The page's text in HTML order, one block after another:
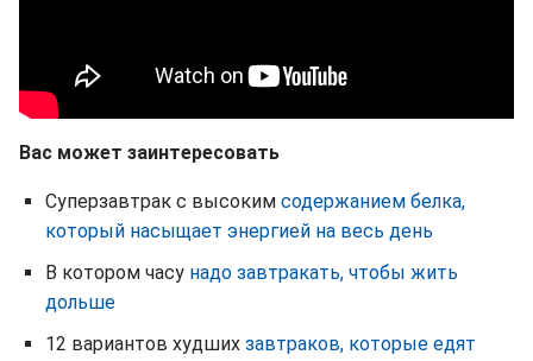
Вас может заинтересовать
Суперзавтрак с высоким содержанием белка,
который насыщает энергией на весь день
В котором часу надо завтракать, чтобы жить
дольше
12 вариантов худших завтраков, которые едят